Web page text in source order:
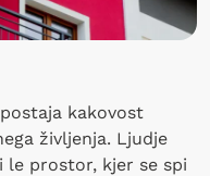
kakovost
življenja. Ljudje
le prostor, kjer se spi